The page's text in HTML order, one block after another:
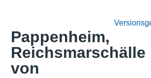
Pappenheim,
Reichsmarschälle
von